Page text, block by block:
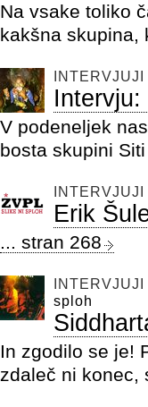
Na vsake toliko
kakšna skupina,
INTERVJUJI
V podeneljek
bosta skupini Siti
INTERVJUJI
Erik
... stran 268
INTERVJUJI
sploh
In zgodilo se je!
zdaleč ni konec,